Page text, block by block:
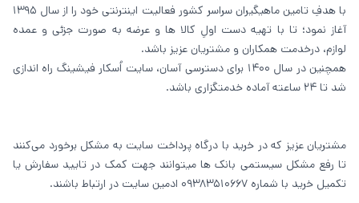
با هدفِ تامین ماهیگیران سراسر کشور فعالیت اینترنتی خود را از سال 1395
آغاز نمود؛ تا با تهیه دست اولِ کالا ها و عرضه به صورت جزئی و عمده
لوازم، درخدمت همکاران و مشتریان عزیز باشد.
همچنین در سال 1400 برای دسترسی آسان، سایت اُسکار فیشینگ راه اندازی
شد تا 24 ساعته آماده خدمتگزاری باشد.
مشتریان عزیز که در خرید با درگاه پرداخت سایت به مشکل برخورد می‌کنند
تا رفع مشکل سیستمی بانک ها میتوانند جهت کمک در تایید سفارش یا
تکمیل خرید با شماره 09383510667 ادمین سایت در ارتباط باشند.